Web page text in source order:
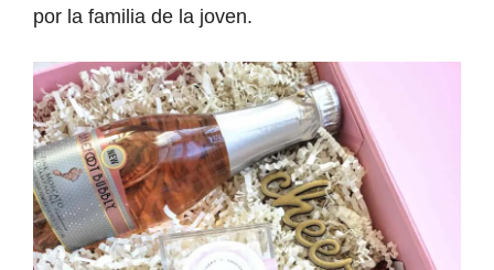
por la familia de la joven.